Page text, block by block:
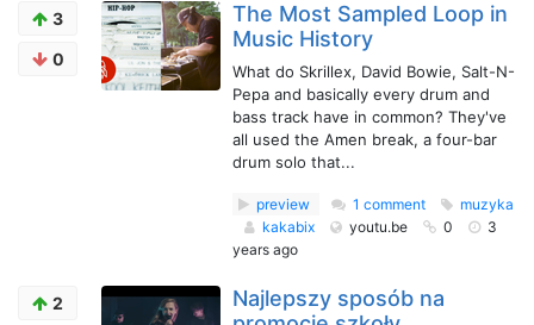
3
0
The Most Sampled Loop in
Music History
What do Skrillex, David Bowie, Salt-N-
Pepa and basically every drum and
bass track have in common? They've
all used the Amen break, a four-bar
drum solo that...
preview 1 comment
muzyka
kakabix
youtu.be 0
3
years ago
2
Najlepszy sposób na